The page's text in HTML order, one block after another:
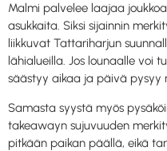
Malmi palvelee laajaa
asukkaita. Siksi sijainnin
liikkuvat Tattariharjun
lähialueilla. Jos lounaalle voi
säästyy aikaa ja päivä pysyy
Samasta syystä myös
takeawayn sujuvuuden
pitkään paikan päällä, eikä